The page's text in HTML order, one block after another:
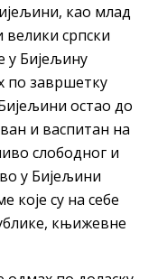
као млад
велики српски
у Бијељину
по завршетку
остао до
и васпитан на
слободног и
у Бијељини
које су на себе
књижевне